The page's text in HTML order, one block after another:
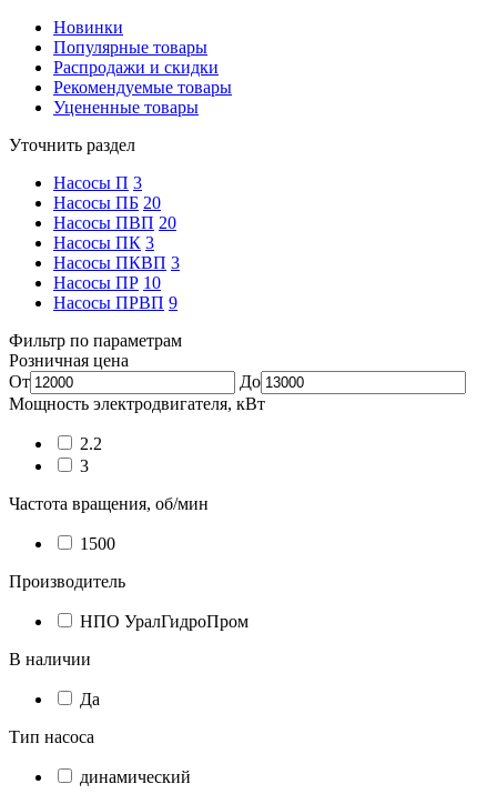
Новинки
Популярные товары
Распродажи и скидки
Рекомендуемые товары
Уцененные товары
Уточнить раздел
Насосы П 3
Насосы ПБ 20
Насосы ПВП 20
Насосы ПК 3
Насосы ПКВП 3
Насосы ПР 10
Насосы ПРВП 9
Фильтр по параметрам
Розничная цена
От
До
Мощность электродвигателя, кВт
2.2
3
Частота вращения, об/мин
1500
Производитель
НПО УралГидроПром
В наличии
Да
Тип насоса
динамический